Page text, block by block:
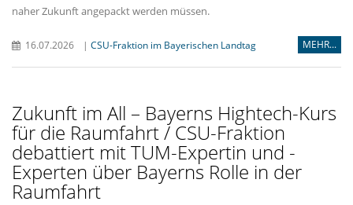
naher Zukunft angepackt werden müssen.
16.07.2026 | CSU-Fraktion im Bayerischen Landtag MEHR...
Zukunft im All – Bayerns Hightech-Kurs
für die Raumfahrt / CSU-Fraktion
debattiert mit TUM-Expertin und -
Experten über Bayerns Rolle in der
Raumfahrt